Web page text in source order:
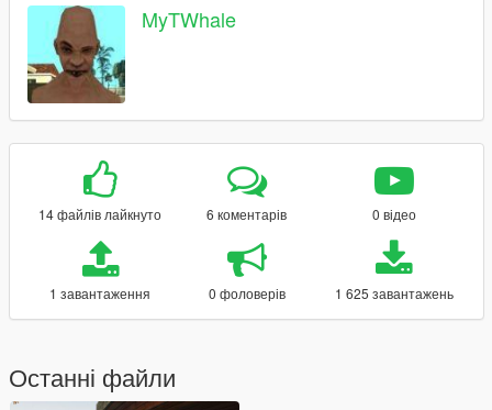
MyTWhale
14 файлів лайкнуто 6 коментарів 0 відео
1 завантаження 0 фоловерів 1 625 завантажень
Останні файли